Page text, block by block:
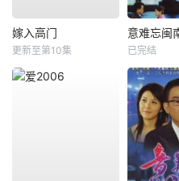
嫁入高门
更新至第10集
意难忘闽
已完结